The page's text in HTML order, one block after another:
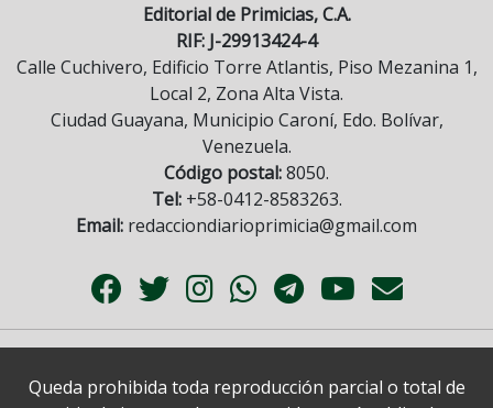
Editorial de Primicias, C.A.
RIF: J-29913424-4
Calle Cuchivero, Edificio Torre Atlantis, Piso Mezanina 1,
Local 2, Zona Alta Vista.
Ciudad Guayana, Municipio Caroní, Edo. Bolívar,
Venezuela.
Código postal:8050.
Tel:+58-0412-8583263.
Email: redacciondiarioprimicia@gmail.com
Queda prohibida toda reproducción parcial o total de